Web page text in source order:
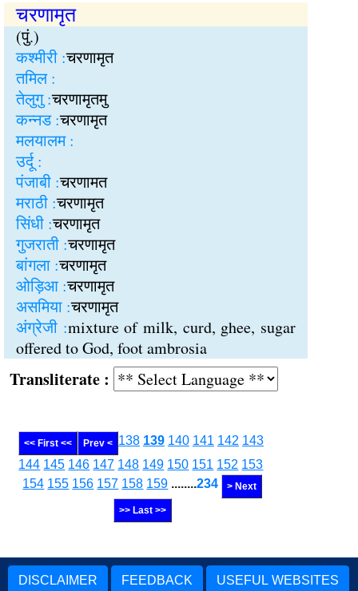
चरणामृत
(पुं.)
कश्मीरी :चरणामृत
तमिल :
तेलुगु :चरणामृतमु
कन्नड :चरणामृत
मलयालम :
उर्दू :
पंजाबी :चरणामत
मराठी :चरणामृत
सिंधी :चरणामृत
गुजराती :चरणामृत
बांगला :चरणामृत
ओड़िआ :चरणामृत
असमिया :चरणामृत
अंग्रेजी :mixture of milk, curd, ghee, sugar
offered to God, foot ambrosia
:
<< First << Prev < 138 139 140 141 142 143
144 145 146 147 148 149 150 151 152 153
154 155 156 157 158 159 ........234 > Next
>> Last >>
DISCLAIMER FEEDBACK USEFUL WEBSITES